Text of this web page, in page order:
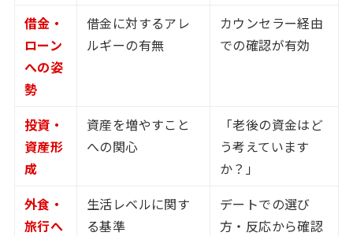
借金・
ローン
への姿
勢
借金に対するアレ
ルギーの有無
カウンセラー経由
での確認が有効
投資・
資産形
成
資産を増やすこと
への関心
「老後の資金はど
う考えています
か？」
外食・
旅行へ
生活レベルに関す
る基準
デートでの選び
方・反応から確認